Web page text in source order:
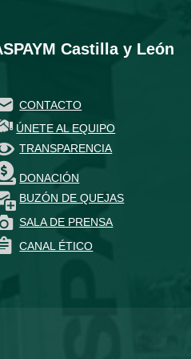
Castilla y León
CONTACTO
ÚNETE AL EQUIPO
TRANSPARENCIA
DONACIÓN
BUZÓN DE QUEJAS
SALA DE PRENSA
CANAL ÉTICO